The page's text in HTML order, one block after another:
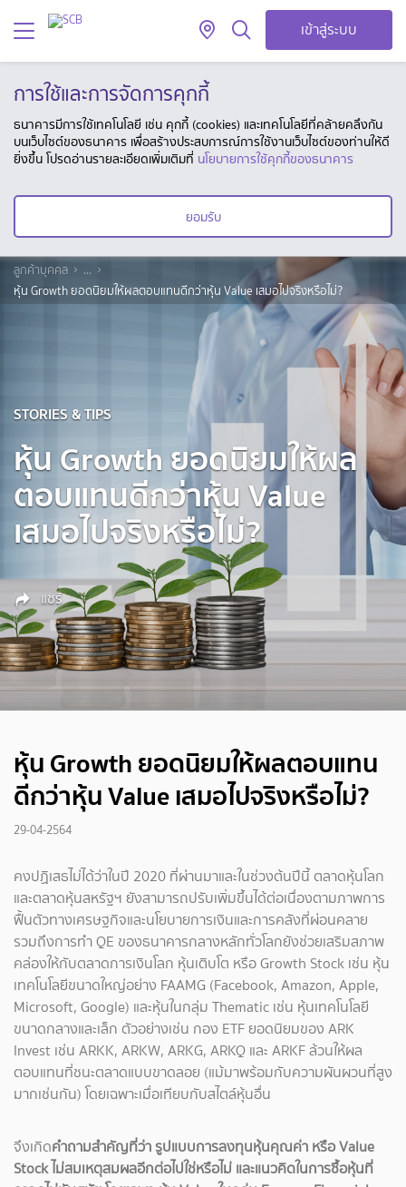
เข้าสู่ระบบ
การใช้และการจัดการคุกกี้
ธนาคารมีการใช้เทคโนโลยี เช่น คุกกี้ (cookies) และเทคโนโลยีที่คล้ายคลึงกัน
บนเว็บไซต์ของธนาคาร เพื่อสร้างประสบการณ์การใช้งานเว็บไซต์ของท่านให้ดี
ยิ่งขึ้น โปรดอ่านรายละเอียดเพิ่มเติมที่ นโยบายการใช้คุกกี้ของธนาคาร
ยอมรับ
ลูกค้าบุคคล
...
หุ้น Growth ยอดนิยมให้ผลตอบแทนดีกว่าหุ้น Value เสมอไปจริงหรือไม่?
STORIES & TIPS
หุ้น Growth ยอดนิยมให้ผล
ตอบแทนดีกว่าหุ้น Value
เสมอไปจริงหรือไม่?
แชร์
หุ้น Growth ยอดนิยมให้ผลตอบแทน
ดีกว่าหุ้น Value เสมอไปจริงหรือไม่?
29-04-2564
คงปฏิเสธไม่ได้ว่าในปี 2020 ที่ผ่านมาและในช่วงต้นปีนี้ ตลาดหุ้นโลก
และตลาดหุ้นสหรัฐฯ ยังสามารถปรับเพิ่มขึ้นได้ต่อเนื่องตามภาพการ
ฟื้นตัวทางเศรษฐกิจและนโยบายการเงินและการคลังที่ผ่อนคลาย
รวมถึงการทำ QE ของธนาคารกลางหลักทั่วโลกยังช่วยเสริมสภาพ
คล่องให้กับตลาดการเงินโลก หุ้นเติบโต หรือ Growth Stock เช่น หุ้น
เทคโนโลยีขนาดใหญ่อย่าง FAAMG (Facebook, Amazon, Apple,
Microsoft, Google) และหุ้นในกลุ่ม Thematic เช่น หุ้นเทคโนโลยี
ขนาดกลางและเล็ก ตัวอย่างเช่น กอง ETF ยอดนิยมของ ARK
Invest เช่น ARKK, ARKW, ARKG, ARKQ และ ARKF ล้วนให้ผล
ตอบแทนที่ชนะตลาดแบบขาดลอย (แม้มาพร้อมกับความผันผวนที่สูง
มากเช่นกัน) โดยเฉพาะเมื่อเทียบกับสไตล์หุ้นอื่น
จึงเกิดคำถามสำคัญที่ว่า รูปแบบการลงทุนหุ้นคุณค่า หรือ Value
Stock ไม่สมเหตุสมผลอีกต่อไปใช่หรือไม่ และแนวคิดในการซื้อหุ้นที่